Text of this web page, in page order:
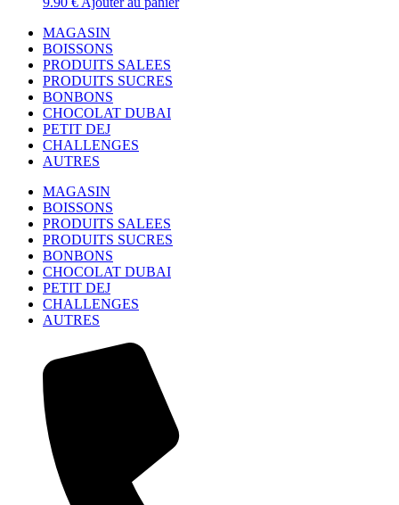
MAGASIN
BOISSONS
PRODUITS SALEES
PRODUITS SUCRES
BONBONS
CHOCOLAT DUBAI
PETIT DEJ
CHALLENGES
AUTRES
MAGASIN
BOISSONS
PRODUITS SALEES
PRODUITS SUCRES
BONBONS
CHOCOLAT DUBAI
PETIT DEJ
CHALLENGES
AUTRES